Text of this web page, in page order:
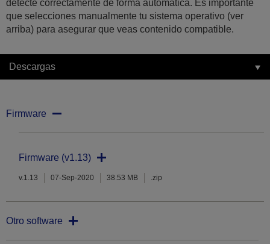
detecte correctamente de forma automática. Es importante
que selecciones manualmente tu sistema operativo (ver
arriba) para asegurar que veas contenido compatible.
Descargas
Firmware
Firmware (v1.13)
v.1.13 07-Sep-2020 38.53 MB .zip
Otro software